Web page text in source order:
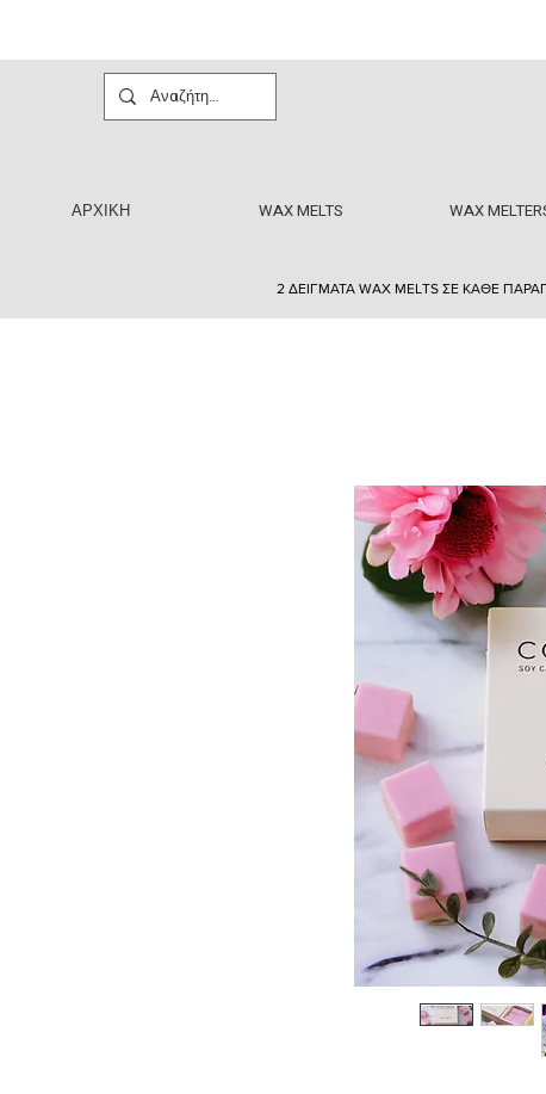
ΑΡΧΙΚΗ WAX MELTS WAX
2 ΔΕΙΓΜΑΤΑ WAX MELTS ΣΕ ΚΑΘΕ